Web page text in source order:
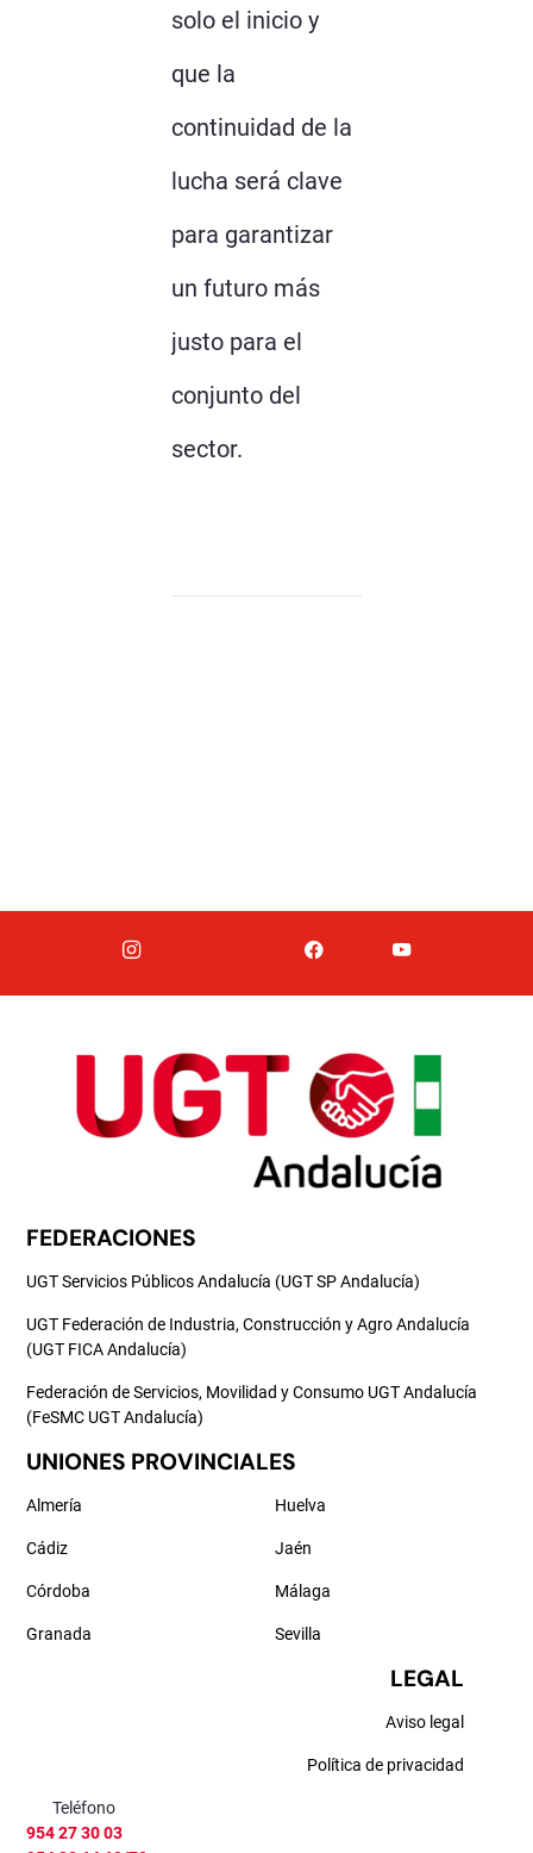
solo el inicio y
que la
continuidad de la
lucha será clave
para garantizar
un futuro más
justo para el
conjunto del
sector.
FEDERACIONES
UGT Servicios Públicos Andalucía (UGT SP Andalucía)
UGT Federación de Industria, Construcción y Agro Andalucía
(UGT FICA Andalucía)
Federación de Servicios, Movilidad y Consumo UGT Andalucía
(FeSMC UGT Andalucía)
UNIONES PROVINCIALES
Almería
Cádiz
Córdoba
Granada
Huelva
Jaén
Málaga
Sevilla
LEGAL
Aviso legal
Política de privacidad
Teléfono
954 27 30 03